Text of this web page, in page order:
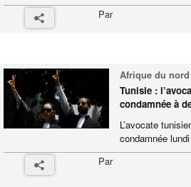
Par
Afrique du
Tunisie :
condamnée à
L’avocate
condamnée
Par